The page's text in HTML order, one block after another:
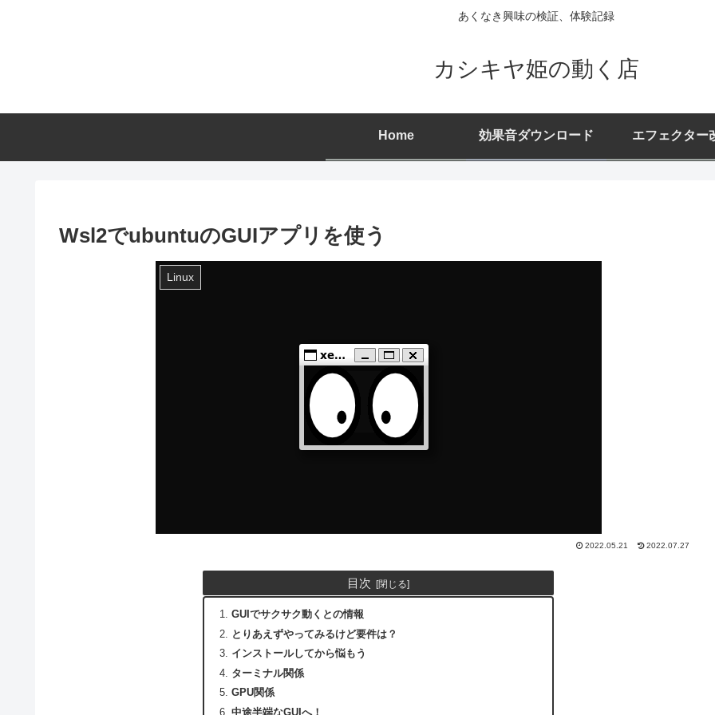
あくなき興味の検証、体験記録
カシキヤ姫の動く店
Home 効果音ダウンロード エフェクター
Wsl2でubuntuのGUIアプリを使う
Linux
2022.05.21 2022.07.27
目次
GUIでサクサク動くとの情報
とりあえずやってみるけど要件は？
インストールしてから悩もう
ターミナル関係
GPU関係
中途半端なGUIへ！